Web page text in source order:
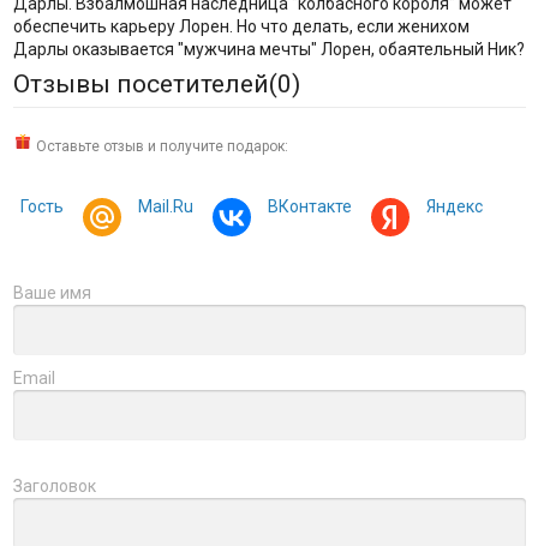
Дарлы. Взбалмошная наследница "колбасного короля" может
обеспечить карьеру Лорен. Но что делать, если женихом
Дарлы оказывается "мужчина мечты" Лорен, обаятельный Ник?
Отзывы посетителей(0)
Оставьте отзыв и получите подарок:
Гость Mail.Ru ВКонтакте Яндекс
Ваше имя
Email
Заголовок